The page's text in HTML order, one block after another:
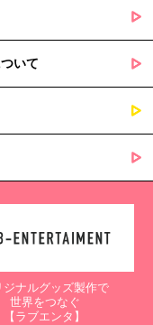
いて
ジナルグッズ製作で
世界をつなぐ
【ラブエンタ】